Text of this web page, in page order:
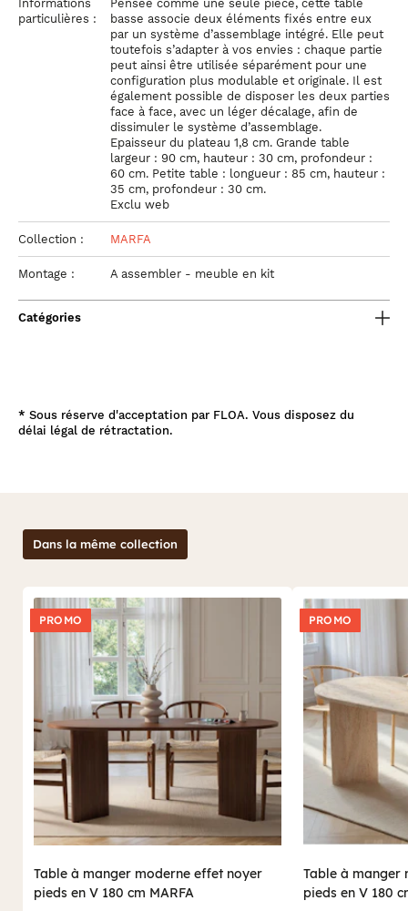
Informations
particulières :
Pensée comme une seule pièce, cette table
basse associe deux éléments fixés entre eux
par un système d’assemblage intégré. Elle peut
toutefois s’adapter à vos envies : chaque partie
peut ainsi être utilisée séparément pour une
configuration plus modulable et originale. Il est
également possible de disposer les deux parties
face à face, avec un léger décalage, afin de
dissimuler le système d’assemblage.
Epaisseur du plateau 1,8 cm. Grande table
largeur : 90 cm, hauteur : 30 cm, profondeur :
60 cm. Petite table : longueur : 85 cm, hauteur :
35 cm, profondeur : 30 cm.
Exclu web
Collection : MARFA
Montage : A assembler - meuble en kit
Catégories
* Sous réserve d'acceptation par FLOA. Vous disposez du
délai légal de rétractation.
Dans la même collection
PROMO
Table à manger moderne effet noyer
pieds en V 180 cm MARFA
PROMO
Table à manger
pieds en V 180